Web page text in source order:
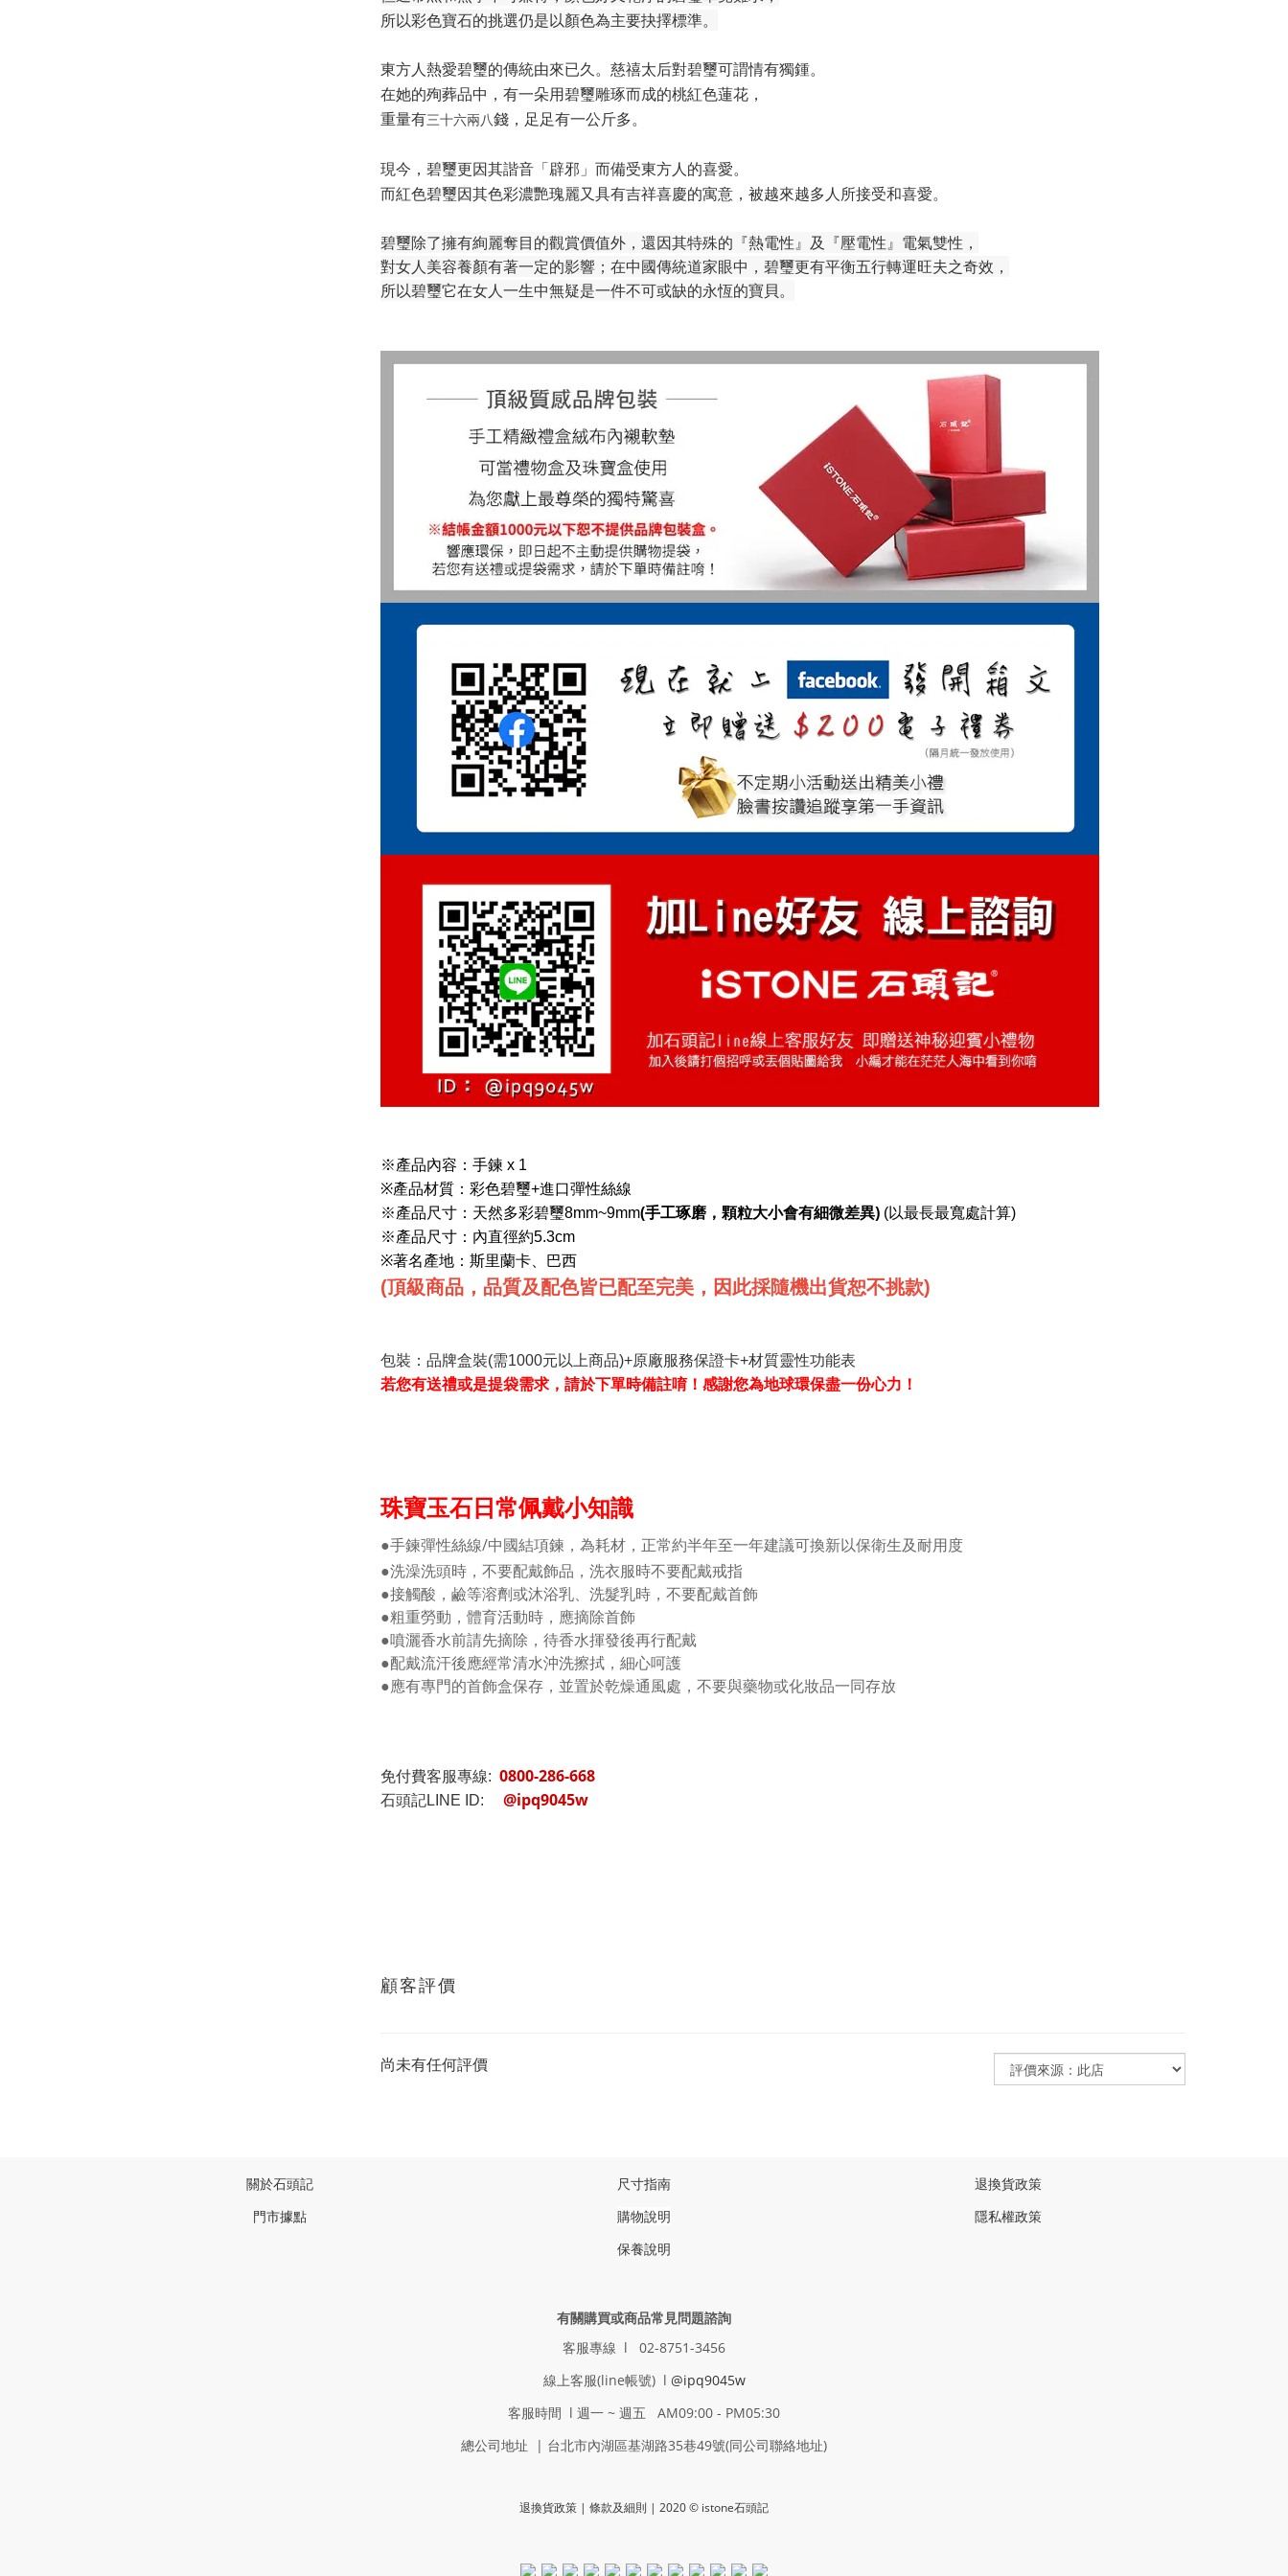
所以彩色寶石的挑選仍是以顏色為主要抉擇標準。
東方人熱愛碧璽的傳統由來已久。慈禧太后對碧璽可謂情有獨鍾。
在她的殉葬品中，有一朵用碧璽雕琢而成的桃紅色蓮花，
重量有三十六兩八錢，足足有一公斤多。
現今，碧璽更因其諧音「辟邪」而備受東方人的喜愛。
而紅色碧璽因其色彩濃艷瑰麗又具有吉祥喜慶的寓意，被越來越多人所接受和喜愛。
碧璽除了擁有絢麗奪目的觀賞價值外，還因其特殊的『熱電性』及『壓電性』電氣雙性，
對女人美容養顏有著一定的影響；在中國傳統道家眼中，碧璽更有平衡五行轉運旺夫之奇效，
所以碧璽它在女人一生中無疑是一件不可或缺的永恆的寶貝。
※產品內容： 手鍊 x 1
※產品材質： 彩色碧璽+進口彈性絲線
※產品尺寸： 天然多彩碧璽8mm~9mm(手工琢磨，顆粒大小會有細微差異) (以最長最寬處計算)
※產品尺寸： 內直徑約5.3cm
※著名產地： 斯里蘭卡、巴西
(頂級商品，品質及配色皆已配至完美，因此採隨機出貨恕不挑款)
包裝：品牌盒裝(需1000元以上商品)+原廠服務保證卡+材質靈性功能表
若您有送禮或是提袋需求，請於下單時備註唷！感謝您為地球環保盡一份心力！
珠寶玉石日常佩戴小知識
●手鍊彈性絲線/中國結項鍊，為耗材，正常約半年至一年建議可換新以保衛生及耐用度
●洗澡洗頭時，不要配戴飾品，洗衣服時不要配戴戒指
●接觸酸，鹼等溶劑或沐浴乳、洗髮乳時，不要配戴首飾
●粗重勞動，體育活動時，應摘除首飾
●噴灑香水前請先摘除，待香水揮發後再行配戴
●配戴流汗後應經常清水沖洗擦拭，細心呵護
●應有專門的首飾盒保存，並置於乾燥通風處，不要與藥物或化妝品一同存放
免付費客服專線: 0800-286-668
石頭記LINE ID: @ipq9045w
顧客評價
尚未有任何評價
關於石頭記
門市據點
尺寸指南
購物說明
保養說明
退換貨政策
隱私權政策
有關購買或商品常見問題諮詢
客服專線 l 02-8751-3456
線上客服(line帳號) l @ipq9045w
客服時間 l 週一 ~ 週五 AM09:00 - PM05:30
總公司地址 | 台北市內湖區基湖路35巷49號(同公司聯絡地址)
退換貨政策 | 條款及細則 | 2020 © istone石頭記